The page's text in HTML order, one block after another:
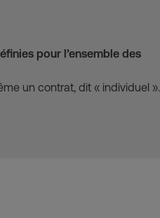
pour l’ensemble des
un contrat, dit « individuel ».